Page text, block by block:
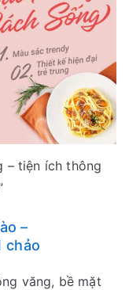
– tiện ích thông
–
chảo
văng, bề mặt